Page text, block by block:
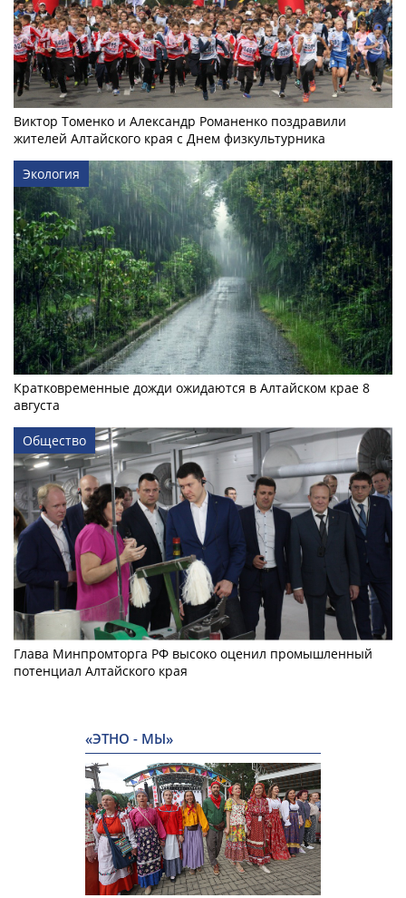
Виктор Томенко и Александр Романенко поздравили
жителей Алтайского края с Днем физкультурника
Экология
Кратковременные дожди ожидаются в Алтайском крае 8
августа
Общество
Глава Минпромторга РФ высоко оценил промышленный
потенциал Алтайского края
«ЭТНО - МЫ»